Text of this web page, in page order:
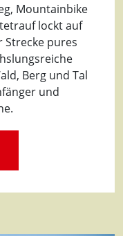
Mountainbike
lockt auf
Strecke pures
Berg und Tal
und